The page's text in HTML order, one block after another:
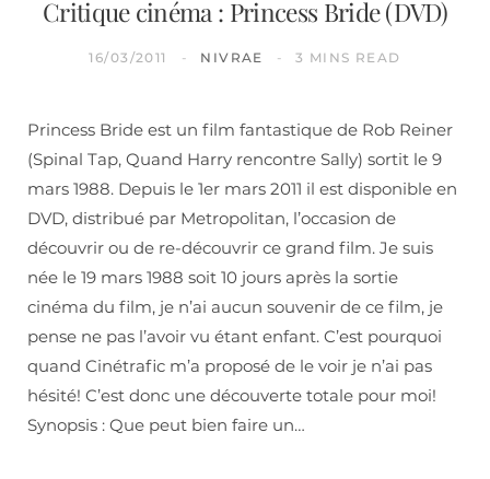
Critique cinéma : Princess Bride (DVD)
16/03/2011 NIVRAE 3 MINS READ
Princess Bride est un film fantastique de Rob Reiner
(Spinal Tap, Quand Harry rencontre Sally) sortit le 9
mars 1988. Depuis le 1er mars 2011 il est disponible en
DVD, distribué par Metropolitan, l’occasion de
découvrir ou de re-découvrir ce grand film. Je suis
née le 19 mars 1988 soit 10 jours après la sortie
cinéma du film, je n’ai aucun souvenir de ce film, je
pense ne pas l’avoir vu étant enfant. C’est pourquoi
quand Cinétrafic m’a proposé de le voir je n’ai pas
hésité! C’est donc une découverte totale pour moi!
Synopsis : Que peut bien faire un…